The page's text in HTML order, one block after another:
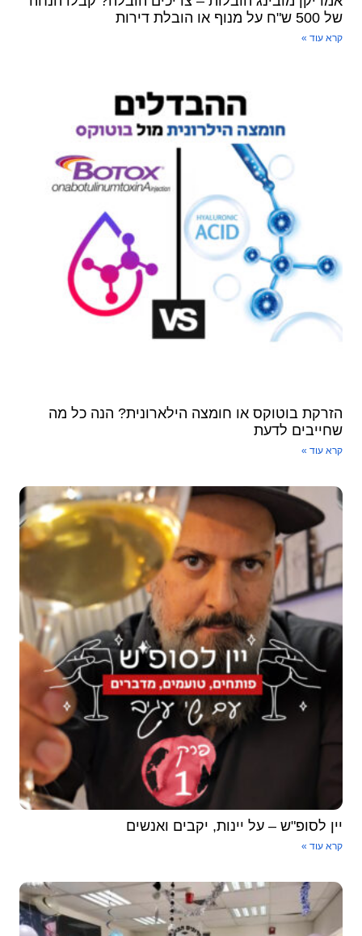
של 500 ש"ח על מנוף או הובלת דירות
קרא עוד »
הזרקת בוטוקס או חומצה הילארונית? הנה כל מה
שחייבים לדעת
קרא עוד »
יין לסופ"ש – על יינות, יקבים ואנשים
קרא עוד »